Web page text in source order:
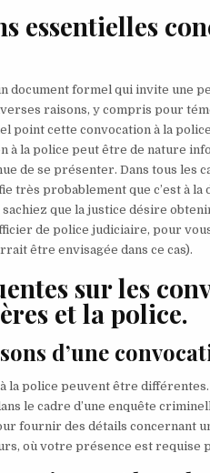
essentielles
document formel qui invite une
raisons, y compris pour
point cette convocation à la
à la police peut être de nature
de se présenter. Dans tous les
très probablement que c’est à la
que la justice désire
de police judiciaire, pour
être envisagée dans ce cas).
sur les
et la police.
d’une
à la police peuvent être
le cadre d’une enquête
fournir des détails concernant
où votre présence est